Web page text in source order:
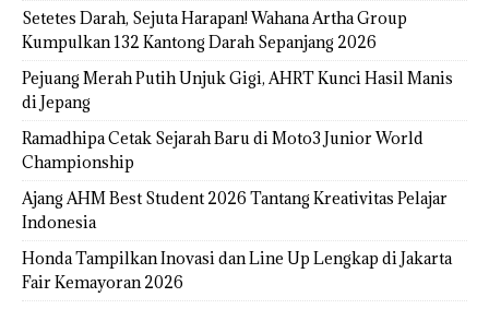
Setetes Darah, Sejuta Harapan! Wahana Artha Group
Kumpulkan 132 Kantong Darah Sepanjang 2026
Pejuang Merah Putih Unjuk Gigi, AHRT Kunci Hasil Manis
di Jepang
Ramadhipa Cetak Sejarah Baru di Moto3 Junior World
Championship
Ajang AHM Best Student 2026 Tantang Kreativitas Pelajar
Indonesia
Honda Tampilkan Inovasi dan Line Up Lengkap di Jakarta
Fair Kemayoran 2026